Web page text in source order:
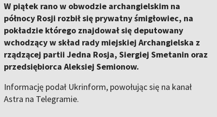
W piątek rano w obwodzie archangielskim na
północy Rosji rozbił się prywatny śmigłowiec, na
pokładzie którego znajdował się deputowany
wchodzący w skład rady miejskiej Archangielska z
rządzącej partii Jedna Rosja, Siergiej Smetanin oraz
przedsiębiorca Aleksiej Semionow.
Informację podał Ukrinform, powołując się na kanał
Astra na Telegramie.